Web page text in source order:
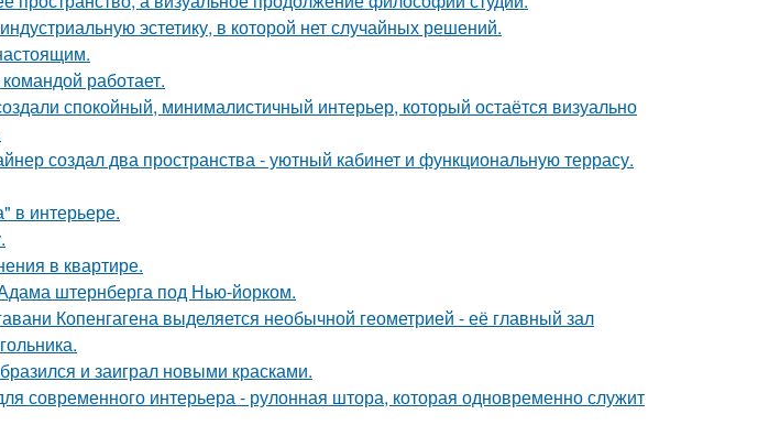
эстетику, в которой нет случайных решений.
работает.
спокойный, минималистичный интерьер, который остаётся визуально
создал два пространства - уютный кабинет и функциональную террасу.
в интерьере.
в квартире.
штернберга под Нью-йорком.
Копенгагена выделяется необычной геометрией - её главный зал
и заиграл новыми красками.
современного интерьера - рулонная штора, которая одновременно служит